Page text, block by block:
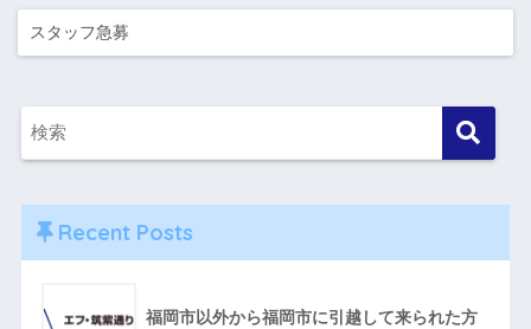
スタッフ急募
Recent Posts
福岡市以外から福岡市に引越して来られた方